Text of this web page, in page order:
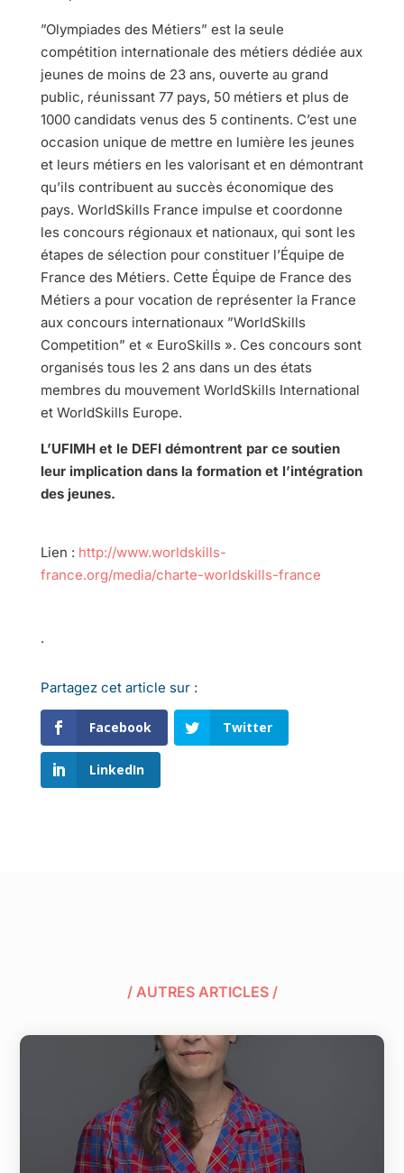
”Olympiades des Métiers” est la seule
compétition internationale des métiers dédiée aux
jeunes de moins de 23 ans, ouverte au grand
public, réunissant 77 pays, 50 métiers et plus de
1000 candidats venus des 5 continents. C’est une
occasion unique de mettre en lumière les jeunes
et leurs métiers en les valorisant et en démontrant
qu’ils contribuent au succès économique des
pays. WorldSkills France impulse et coordonne
les concours régionaux et nationaux, qui sont les
étapes de sélection pour constituer l’Équipe de
France des Métiers. Cette Équipe de France des
Métiers a pour vocation de représenter la France
aux concours internationaux ”WorldSkills
Competition” et « EuroSkills ». Ces concours sont
organisés tous les 2 ans dans un des états
membres du mouvement WorldSkills International
et WorldSkills Europe.
L’UFIMH et le DEFI démontrent par ce soutien
leur implication dans la formation et l’intégration
des jeunes.
Lien : http://www.worldskills-
france.org/media/charte-worldskills-france
.
Partagez cet article sur :
Facebook Twitter
LinkedIn
/ AUTRES ARTICLES /